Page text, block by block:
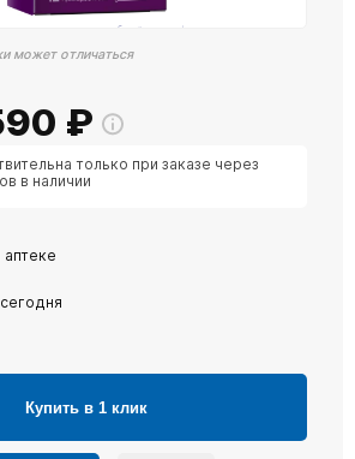
может отличаться
₽
только при заказе через
в наличии
аптеке
Купить в 1 клик